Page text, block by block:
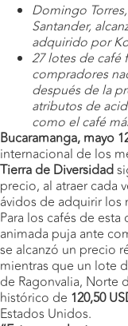
Domingo
Santander,
adquirido por
27 lotes de café
compradores
después de la
atributos de
como el café
Bucaramanga, mayo
internacional de los
Tierra de Diversidad
precio, al atraer cada
ávidos de adquirir los
Para los cafés de
animada puja ante
se alcanzó un precio
mientras que un lote
de Ragonvalia, Norte
histórico de 120,50
Estados Unidos.